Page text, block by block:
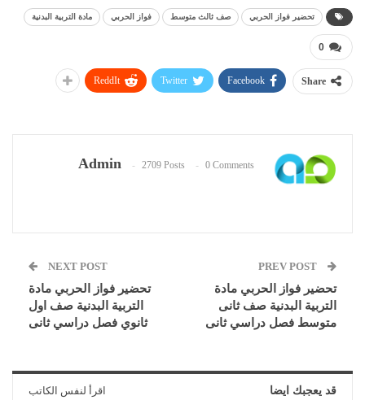
تحضير فواز الحربي صف ثالث متوسط فواز الحربي مادة التربية البدنية
0
Share
Facebook
Twitter
ReddIt
Admin 2709 Posts 0 Comments
تحضير فواز الحربي مادة
التربية البدنية صف ثانى
متوسط فصل دراسي ثانى
NEXT POST
تحضير فواز الحربي مادة
التربية البدنية صف اول
ثانوي فصل دراسي ثانى
قد يعجبك ايضا اقرأ لنفس الكاتب